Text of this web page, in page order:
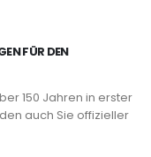
FÜR DEN
150 Jahren in erster
auch Sie offizieller